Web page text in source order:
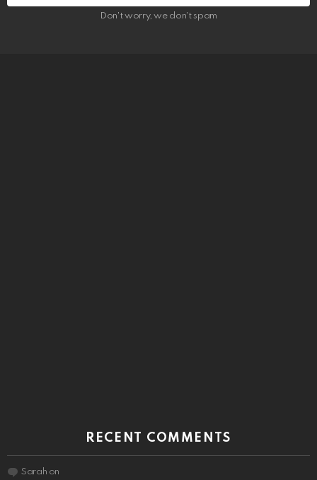
Don't worry, we don't spam
RECENT COMMENTS
Sarah on